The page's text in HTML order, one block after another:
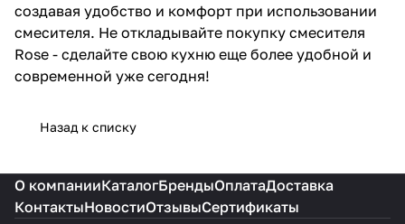
создавая удобство и комфорт при использовании
смесителя. Не откладывайте покупку смесителя
Rose - сделайте свою кухню еще более удобной и
современной уже сегодня!
Назад к списку
О компанииКаталогБрендыОплатаДоставка
КонтактыНовостиОтзывыСертификаты